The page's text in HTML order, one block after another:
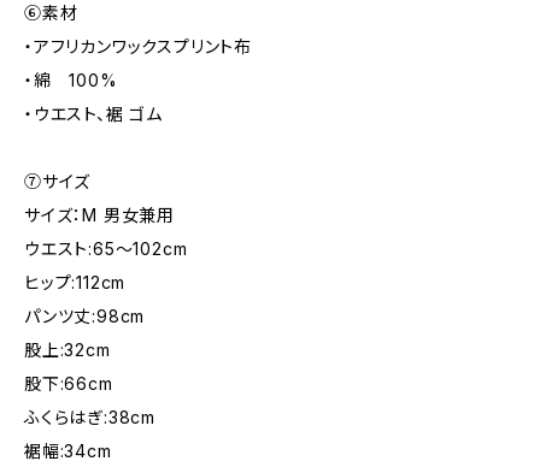
⑥素材
・アフリカンワックスプリント布
・綿 100%
・ウエスト、裾 ゴム
⑦サイズ
サイズ：M 男女兼用
ウエスト:65～102cm
ヒップ:112cm
パンツ丈:98cm
股上:32cm
股下:66cm
ふくらはぎ:38cm
裾幅:34cm